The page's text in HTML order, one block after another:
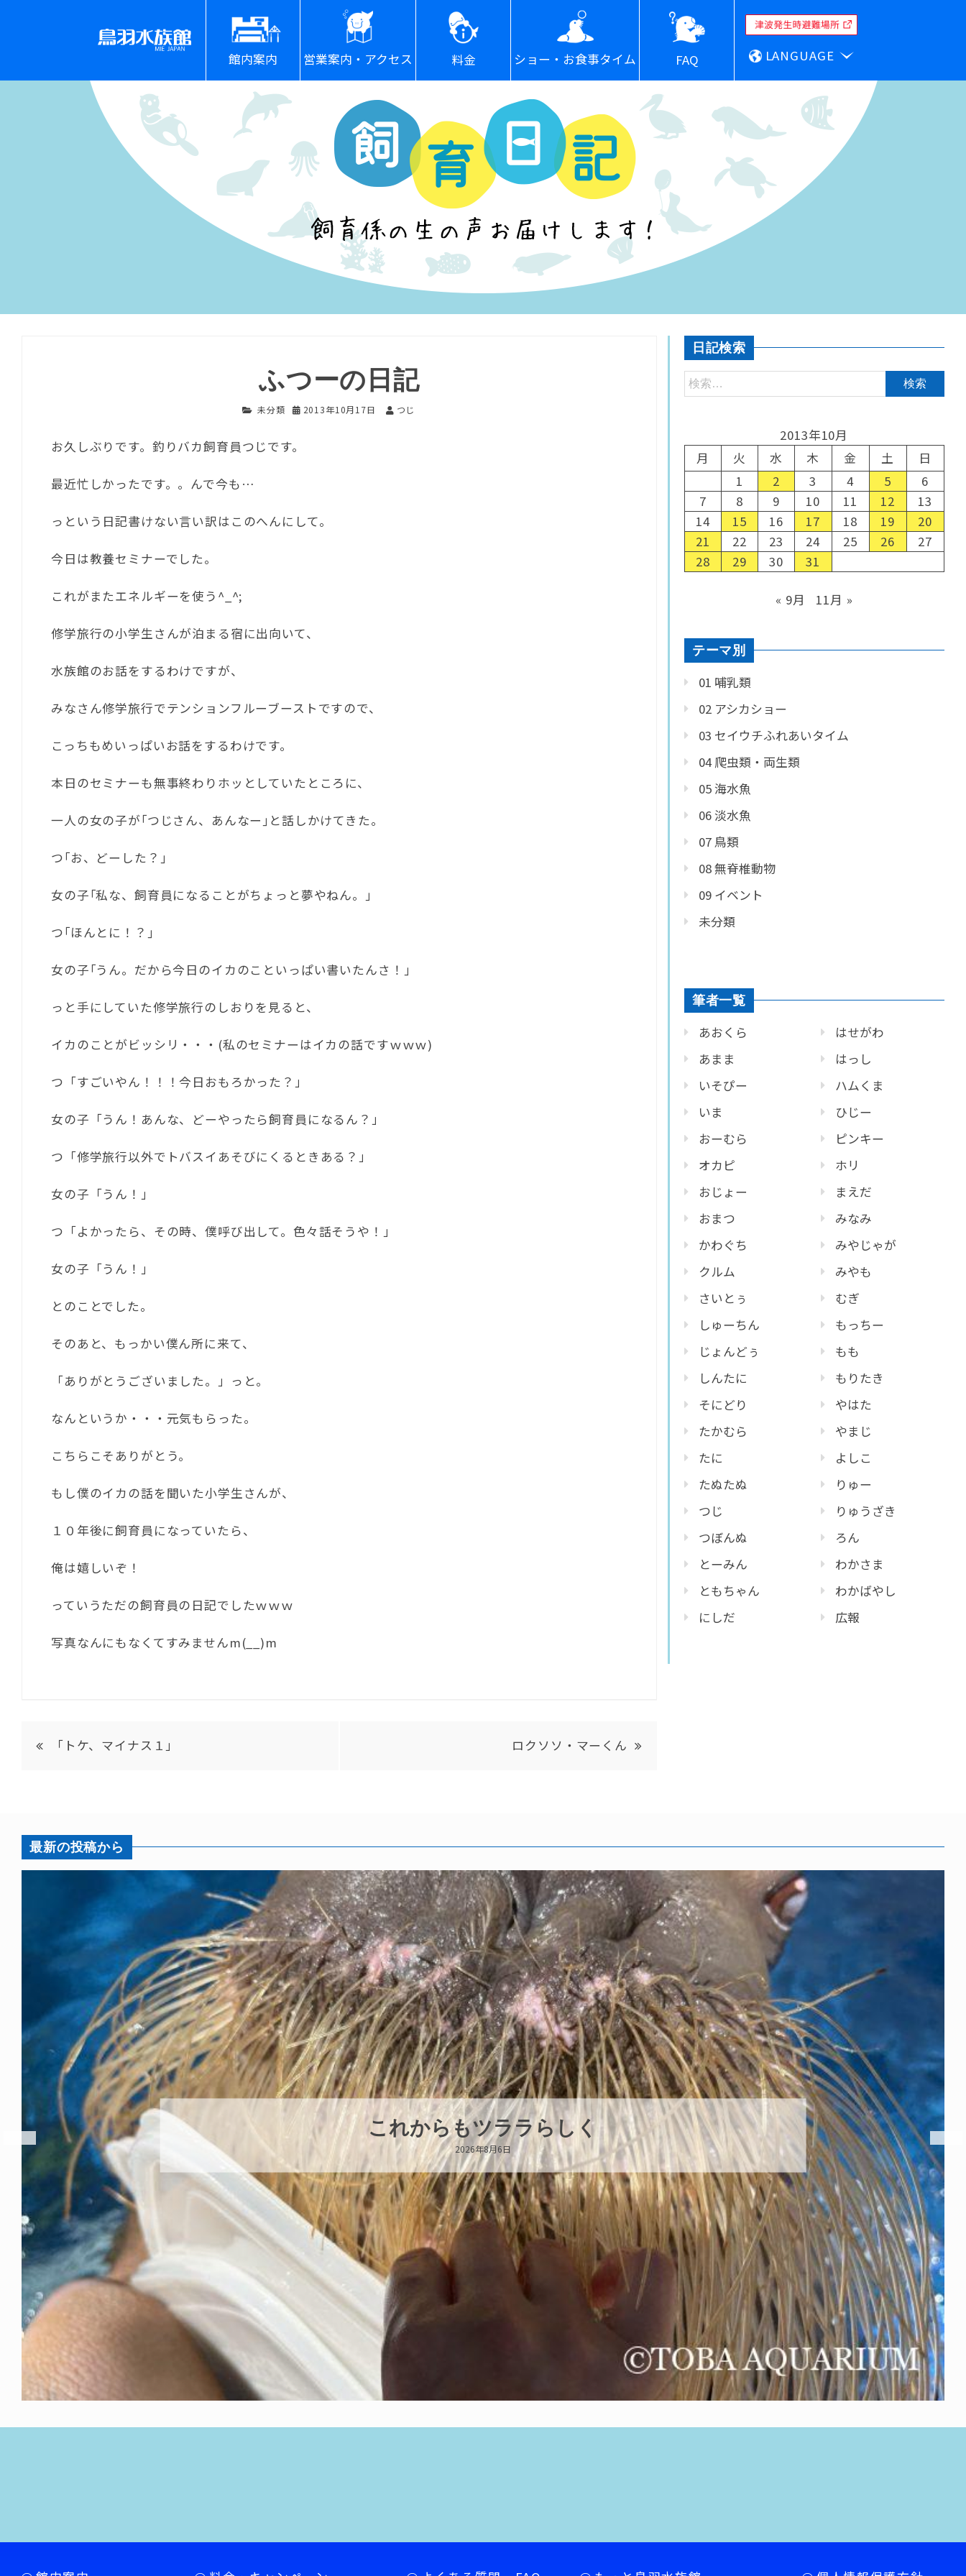
館内案内 営業案内・アクセス 料金 ショー・お食事タイム FAQ LANGUAGE
ふつーの日記
未分類 2013年10月17日 つじ
お久しぶりです。釣りバカ飼育員つじです。
最近忙しかったです。。んで今も…
っという日記書けない言い訳はこのへんにして。
今日は教養セミナーでした。
これがまたエネルギーを使う^_^;
修学旅行の小学生さんが泊まる宿に出向いて、
水族館のお話をするわけですが、
みなさん修学旅行でテンションフルーブーストですので、
こっちもめいっぱいお話をするわけです。
本日のセミナーも無事終わりホッとしていたところに、
一人の女の子が｢つじさん、あんなー｣と話しかけてきた。
つ｢お、どーした？｣
女の子｢私な、飼育員になることがちょっと夢やねん。｣
つ｢ほんとに！？｣
女の子｢うん。だから今日のイカのこといっぱい書いたんさ！｣
っと手にしていた修学旅行のしおりを見ると、
イカのことがビッシリ・・・(私のセミナーはイカの話ですｗｗｗ)
つ「すごいやん！！！今日おもろかった？」
女の子「うん！あんな、どーやったら飼育員になるん？」
つ「修学旅行以外でトバスイあそびにくるときある？」
女の子「うん！」
つ「よかったら、その時、僕呼び出して。色々話そうや！」
女の子「うん！」
とのことでした。
そのあと、もっかい僕ん所に来て、
「ありがとうございました。」っと。
なんというか・・・元気もらった。
こちらこそありがとう。
もし僕のイカの話を聞いた小学生さんが、
１０年後に飼育員になっていたら、
俺は嬉しいぞ！
っていうただの飼育員の日記でしたｗｗｗ
写真なんにもなくてすみませんm(__)m
「トケ、マイナス１」 ロクソソ・マーくん
日記検索
2013年10月
月
火 水 木 金 土
日
1
2 3 4 5
6
7
8 9 10 11 12
13
14
15 16 17 18 19
20
21
22 23 24 25 26
27
28
29 30 31
« 9月 11月 »
テーマ別
01 哺乳類
02 アシカショー
03 セイウチふれあいタイム
04 爬虫類・両生類
05 海水魚
06 淡水魚
07 鳥類
08 無脊椎動物
09 イベント
未分類
筆者一覧
あおくら
あまま
いそぴー
いま
おーむら
オカピ
おじょー
おまつ
かわぐち
クルム
さいとぅ
しゅーちん
じょんどぅ
しんたに
そにどり
たかむら
たに
たぬたぬ
つじ
つぼんぬ
とーみん
ともちゃん
にしだ
はせがわ
はっし
ハムくま
ひじー
ピンキー
ホリ
まえだ
みなみ
みやじゃが
みやも
むぎ
もっちー
もも
もりたき
やはた
やまじ
よしこ
りゅー
りゅうざき
ろん
わかさま
わかばやし
広報
最新の投稿から
ハロー’s Birthday!!!
2026年8月6日